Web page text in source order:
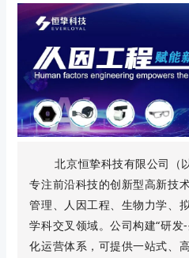
北京恒挚科技有限公司（
专注前沿科技的创新型高新技
管理、人因工程、生物力学、
学科交叉领域。公司构建“研
化运营体系，可提供一站式、